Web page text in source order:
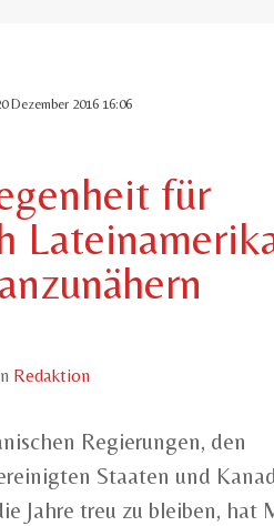
Dezember 2016 16:06
für
Redaktion
Regierungen, den
Staaten und
Jahre treu zu bleiben, hat